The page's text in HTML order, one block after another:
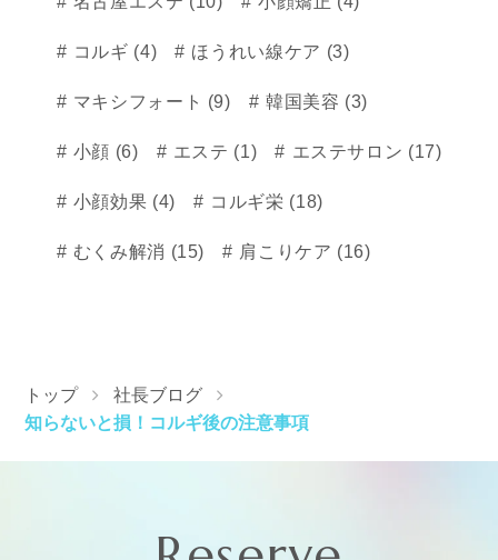
コルギ (4) ほうれい線ケア (3)
マキシフォート (9) 韓国美容 (3)
小顔 (6) エステ (1) エステサロン (17)
小顔効果 (4) コルギ栄 (18)
むくみ解消 (15) 肩こりケア (16)
トップ
社長ブログ
知らないと損！コルギ後の注意事項